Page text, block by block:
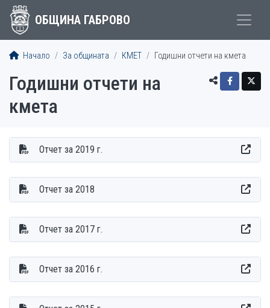
ОБЩИНА ГАБРОВО
Начало За общината КMET Годишни отчети на кмета
Годишни отчети на
кмета
Отчет за 2019 г.
Отчет за 2018
Отчет за 2017 г.
Oтчет за 2016 г.